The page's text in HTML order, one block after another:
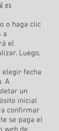
es
o haga clic
a
el
Luego,
elegir fecha
A
un
inicial
confirmar
se paga el